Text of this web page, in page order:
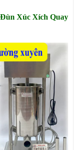
Xúc Xích Quay